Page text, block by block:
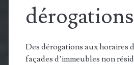
dérogations
Des dérogations aux horaires
façades d’immeubles non